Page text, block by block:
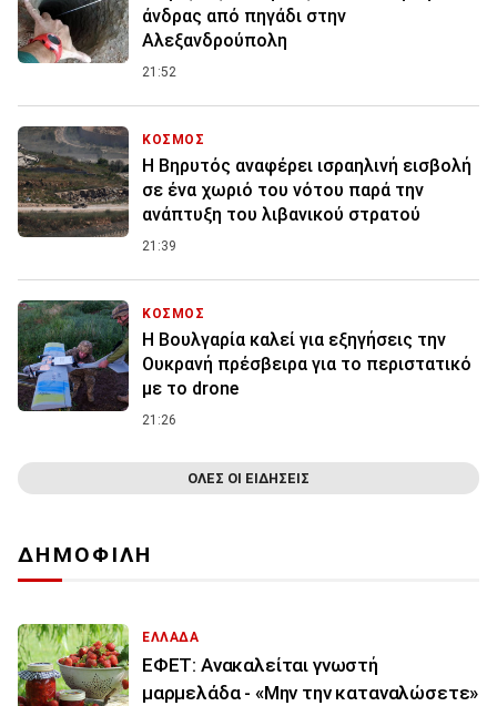
άνδρας από πηγάδι στην
Αλεξανδρούπολη
21:52
ΚΟΣΜΟΣ
Η Βηρυτός αναφέρει ισραηλινή εισβολή
σε ένα χωριό του νότου παρά την
ανάπτυξη του λιβανικού στρατού
21:39
ΚΟΣΜΟΣ
Η Βουλγαρία καλεί για εξηγήσεις την
Ουκρανή πρέσβειρα για το περιστατικό
με το drone
21:26
ΟΛΕΣ ΟΙ ΕΙΔΗΣΕΙΣ
ΔΗΜΟΦΙΛΗ
ΕΛΛΑΔΑ
ΕΦΕΤ: Ανακαλείται γνωστή
μαρμελάδα - «Μην την καταναλώσετε»